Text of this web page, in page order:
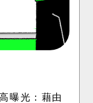
曝光：藉由